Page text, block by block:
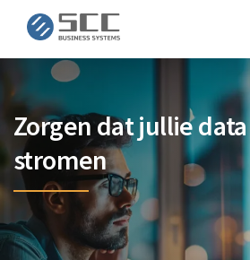
Zorgen dat jullie
stromen